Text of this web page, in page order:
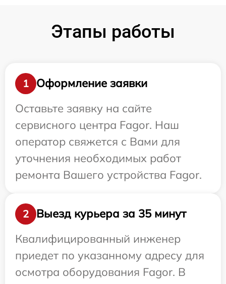
Этапы работы
1
Оформление заявки
Оставьте заявку на сайте
сервисного центра Fagor. Наш
оператор свяжется с Вами для
уточнения необходимых работ
ремонта Вашего устройства Fagor.
2
Выезд курьера за 35 минут
Квалифицированный инженер
приедет по указанному адресу для
осмотра оборудования Fagor. В